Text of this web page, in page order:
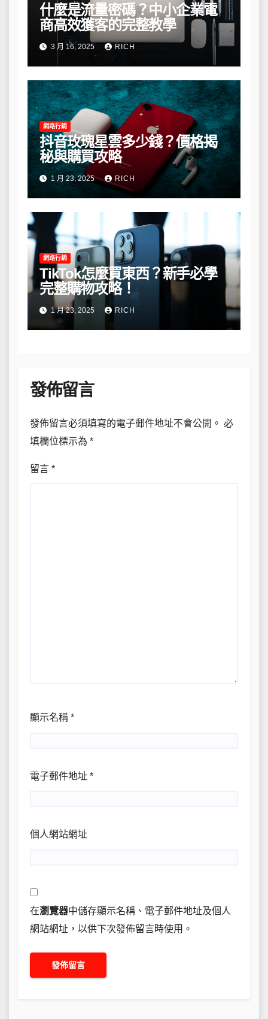
什麼是流量密碼？中小企業電
商高效獲客的完整教學
3 月 16, 2025 RICH
網路行銷
抖音玫瑰星雲多少錢？價格揭
秘與購買攻略
1 月 23, 2025 RICH
網路行銷
TikTok怎麼買東西？新手必學
完整購物攻略！
1 月 23, 2025 RICH
發佈留言
發佈留言必須填寫的電子郵件地址不會公開。 必
填欄位標示為 *
留言 *
顯示名稱 *
電子郵件地址 *
個人網站網址
在瀏覽器中儲存顯示名稱、電子郵件地址及個人
網站網址，以供下次發佈留言時使用。